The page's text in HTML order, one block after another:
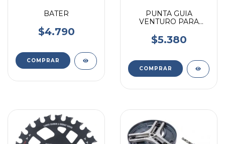
BATER
$4.790
PUNTA GUIA
VENTURO PARA
$5.380